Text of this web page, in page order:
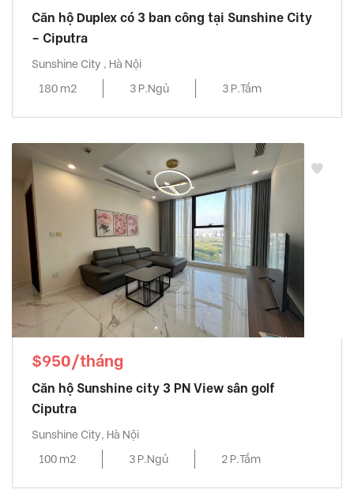
Căn hộ Duplex có 3 ban công tại Sunshine City
– Ciputra
Sunshine City , Hà Nội
180 m2
3 P.Ngủ 3 P.Tắm
$950/tháng
Căn hộ Sunshine city 3 PN View sân golf
Ciputra
Sunshine City, Hà Nội
100 m2
3 P.Ngủ 2 P.Tắm